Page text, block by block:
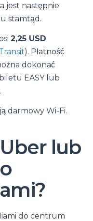
jest następnie
stamtąd.
2,25 USD
). Płatność
dokonać
EASY lub
darmowy Wi-Fi.
lub
do centrum